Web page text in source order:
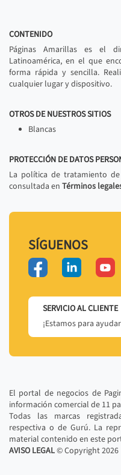
CONTENIDO
Páginas Amarillas es el
Latinoamérica, en el que
forma rápida y sencilla.
cualquier lugar y dispositivo.
OTROS DE NUESTROS SITIOS
Blancas
PROTECCIÓN DE DATOS
La política de tratamiento
consultada en Términos
SÍGUENOS
SERVICIO AL CLIENTE
¡Estamos para
El portal de negocios de
información comercial de 11
Todas las marcas
respectiva o de Gurú. La
material contenido en este
AVISO LEGAL© Copyright2026